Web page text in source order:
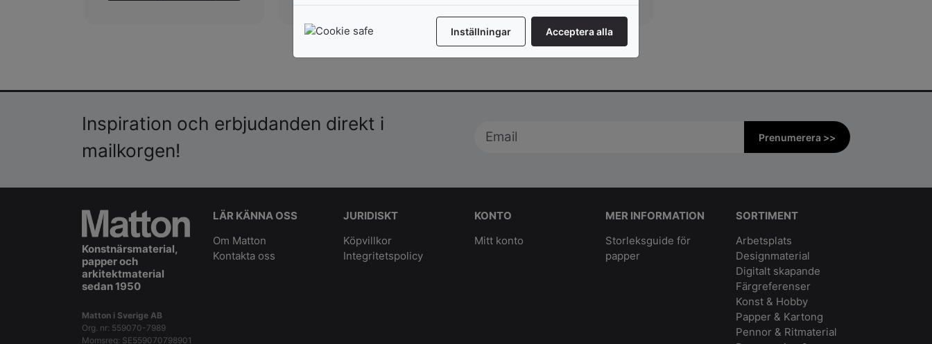
Inspiration och erbjudanden direkt i
mailkorgen!
Prenumerera >>
Konstnärsmaterial,
papper och
arkitektmaterial
sedan 1950
Matton i Sverige AB
Org. nr: 559070-7989
Momsreg: SE559070798901
LÄR KÄNNA OSS
Om Matton
Kontakta oss
JURIDISKT
Köpvillkor
Integritetspolicy
KONTO
Mitt konto
MER INFORMATION
Storleksguide för
papper
SORTIMENT
Arbetsplats
Designmaterial
Digitalt skapande
Färgreferenser
Konst & Hobby
Papper & Kartong
Pennor & Ritmaterial
Inställningar Acceptera alla